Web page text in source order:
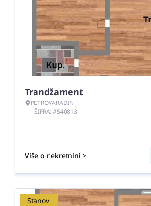
Trandžament
PETROVARADIN
ŠIFRA: #540813
Više o nekretnini >
Stanovi